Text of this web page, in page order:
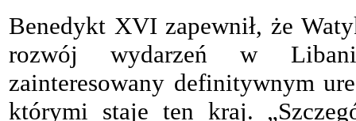
Benedykt XVI zapewnił, że
rozwój wydarzeń w
zainteresowany definitywnym
którymi staje ten kraj.